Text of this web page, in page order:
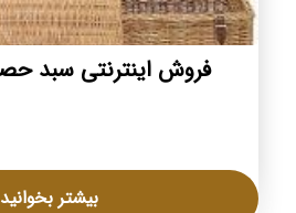
فروش اینترنتی سبد
بیشتر بخوانید